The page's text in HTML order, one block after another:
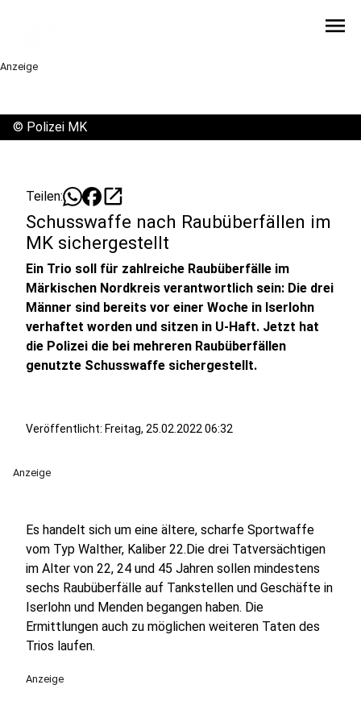
menu
Anzeige
© Polizei MK
Teilen: open_in_new
Schusswaffe nach Raubüberfällen im
MK sichergestellt
Ein Trio soll für zahlreiche Raubüberfälle im
Märkischen Nordkreis verantwortlich sein: Die drei
Männer sind bereits vor einer Woche in Iserlohn
verhaftet worden und sitzen in U-Haft. Jetzt hat
die Polizei die bei mehreren Raubüberfällen
genutzte Schusswaffe sichergestellt.
Veröffentlicht: Freitag, 25.02.2022 06:32
Anzeige
Es handelt sich um eine ältere, scharfe Sportwaffe
vom Typ Walther, Kaliber 22.Die drei Tatversächtigen
im Alter von 22, 24 und 45 Jahren sollen mindestens
sechs Raubüberfälle auf Tankstellen und Geschäfte in
Iserlohn und Menden begangen haben. Die
Ermittlungen auch zu möglichen weiteren Taten des
Trios laufen.
Anzeige